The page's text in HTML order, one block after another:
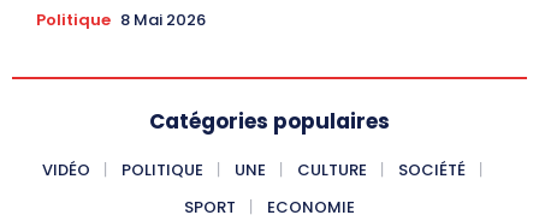
Politique 8 Mai 2026
Catégories populaires
VIDÉO POLITIQUE UNE CULTURE
SOCIÉTÉ
SPORT
ECONOMIE